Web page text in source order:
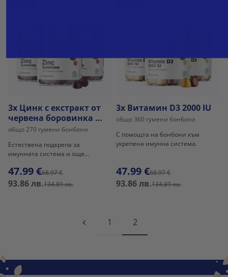
3x Цинк с екстракт от
червена боровинка –
гумени бонбони за
общо 270 гумени бонбони
Естествена подкрепа за
имунната система и още
47.99 €68.97 €
93.86 лв.134.89 лв.
3x Витамин D3 2000 IU
общо 360 гумени бонбона
С помощта на бонбони към
укрепена имунна система.
47.99 €68.97 €
93.86 лв.134.89 лв.
1 2